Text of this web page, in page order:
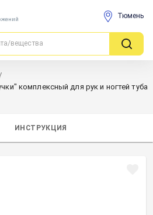
Тюмень
комплексный для рук и ногтей туба
ИНСТРУКЦИЯ